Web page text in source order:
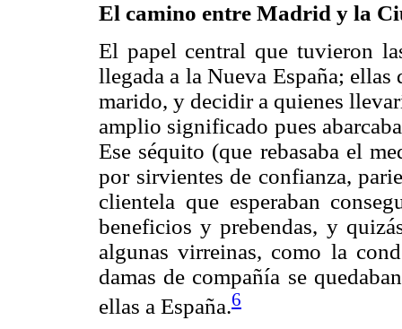
El camino entre Madrid y la
El papel central que tuvieron
llegada a la Nueva España;
marido, y decidir a quienes
amplio significado pues
Ese séquito (que rebasaba el
por sirvientes de confianza,
clientela que esperaban
beneficios y prebendas, y
algunas virreinas, como la
damas de compañía se
ellas a España.6